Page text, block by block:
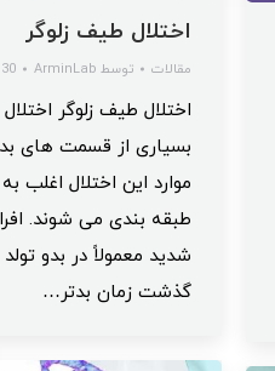
اختلال طیف زلوگر
مقالات توسط ArminLab 30 تیر 1403
اختلال طیف زلوگر
بسیاری از قسمت های
موارد این اختلال
طبقه بندی می شوند.
شدید معمولاً در بدو
گذشت زمان بدتر…